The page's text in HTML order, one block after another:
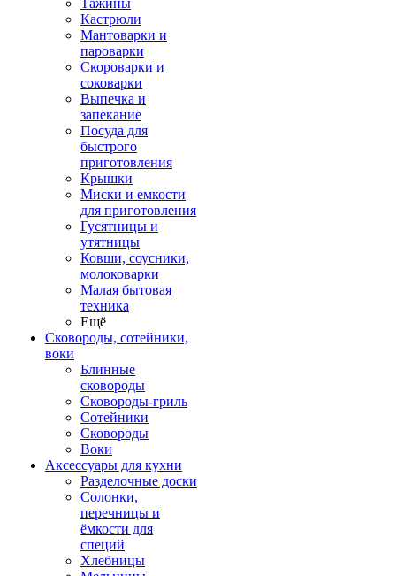
Тажины
Кастрюли
Мантоварки и
пароварки
Скороварки и
соковарки
Выпечка и
запекание
Посуда для
быстрого
приготовления
Крышки
Миски и емкости
для приготовления
Гусятницы и
утятницы
Ковши, соусники,
молоковарки
Малая бытовая
техника
Ещё
Сковороды, сотейники,
воки
Блинные
сковороды
Сковороды-гриль
Сотейники
Сковороды
Воки
Аксессуары для кухни
Разделочные доски
Солонки,
перечницы и
ёмкости для
специй
Хлебницы